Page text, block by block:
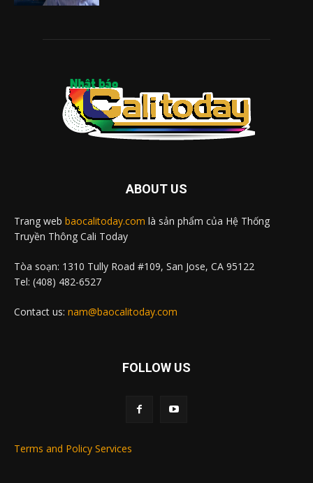
ABOUT US
Trang web baocalitoday.com là sản phẩm của Hệ Thống
Truyền Thông Cali Today
Tòa soạn: 1310 Tully Road #109, San Jose, CA 95122
Tel: (408) 482-6527
Contact us: nam@baocalitoday.com
FOLLOW US
Terms and Policy Services